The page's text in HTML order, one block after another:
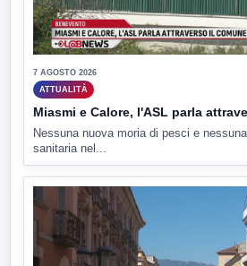
7 AGOSTO 2026
ATTUALITÀ
Miasmi e Calore, l'ASL parla
Nessuna nuova moria di pesci e
sanitaria nel...